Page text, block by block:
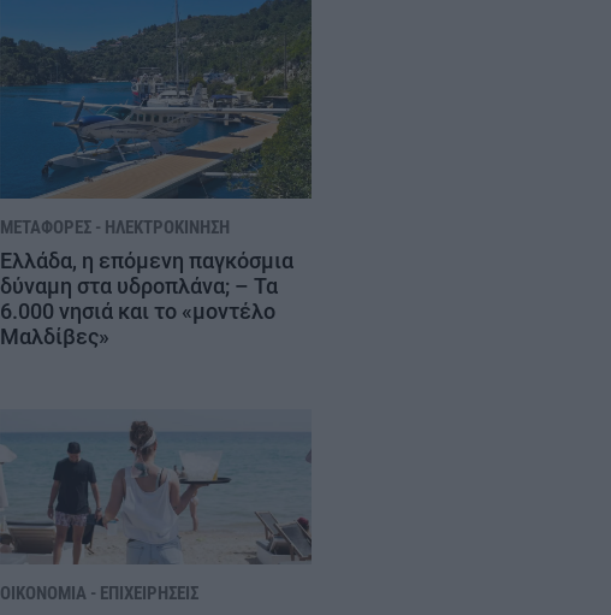
ΜΕΤΑΦΟΡΈΣ - ΗΛΕΚΤΡΟΚΊΝΗΣΗ
Ελλάδα, η επόμενη παγκόσμια
δύναμη στα υδροπλάνα; – Τα
6.000 νησιά και το «μοντέλο
Μαλδίβες»
ΟΙΚΟΝΟΜΊΑ - ΕΠΙΧΕΙΡΉΣΕΙΣ